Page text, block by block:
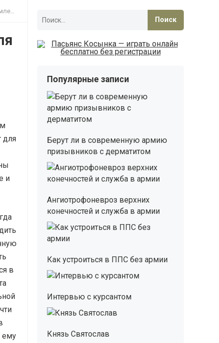
для
и
в
ему
Популярные записи
Берут ли в современную армию
призывников с дерматитом
Ангиотрофоневроз верхних
конечностей и служба в армии
Как устроиться в ППС без армии
Интервью с курсантом
Князь Святослав